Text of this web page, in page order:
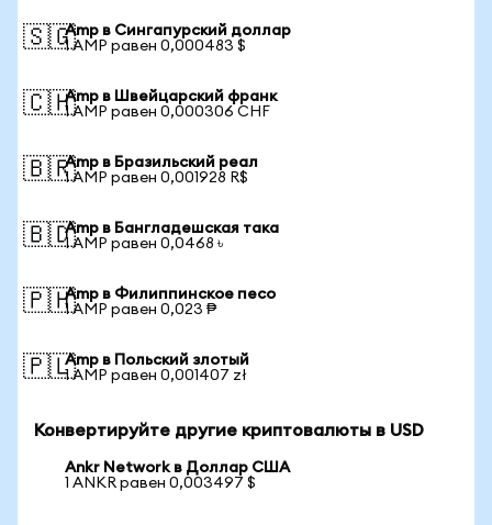
🇸🇬Amp в Сингапурский доллар
1 AMP равен 0,000483 $
🇨🇭Amp в Швейцарский франк
1 AMP равен 0,000306 CHF
🇧🇷Amp в Бразильский реал
1 AMP равен 0,001928 R$
🇧🇩Amp в Бангладешская така
1 AMP равен 0,0468 ৳
🇵🇭Amp в Филиппинское песо
1 AMP равен 0,023 ₱
🇵🇱Amp в Польский злотый
1 AMP равен 0,001407 zł
Конвертируйте другие криптовалюты в USD
Ankr Network в Доллар США
1 ANKR равен 0,003497 $